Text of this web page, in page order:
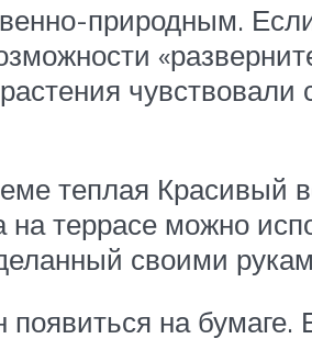
природным.
теплая Красивый
террасе можно
своими
на бумаге.